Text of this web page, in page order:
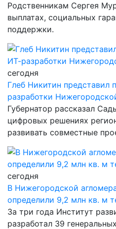
Родственникам Сергея
выплатах, социальных
поддержки.
сегодня
Глеб Никитин представил
разработки
Губернатор рассказал
цифровых решениях
развивать совместные
сегодня
В Нижегородской
определили 9,2 млн кв. м
За три года Институт
разработал 39